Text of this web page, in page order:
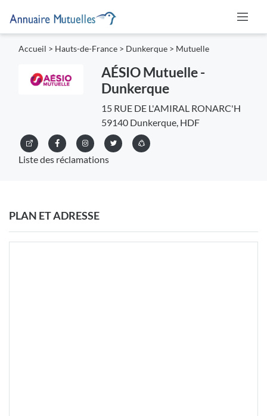
Accueil > Hauts-de-France > Dunkerque > Mutuelle
AÉSIO Mutuelle -
Dunkerque
15 RUE DE L'AMIRAL RONARC'H
59140 Dunkerque, HDF
Liste des réclamations
PLAN ET ADRESSE